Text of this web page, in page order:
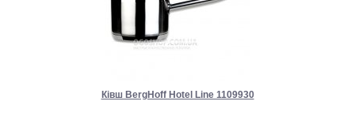
Ківш BergHoff Hotel Line 1109930